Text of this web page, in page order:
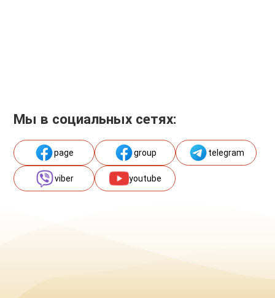
Мы в социальных сетях:
page group telegram
viber youtube